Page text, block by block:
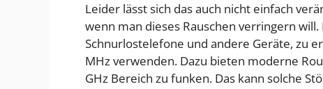
Leider lässt sich das auch nicht einfach
wenn man dieses Rauschen verringern
Schnurlostelefone und andere Geräte, zu
MHz verwenden. Dazu bieten moderne
GHz Bereich zu funken. Das kann solche